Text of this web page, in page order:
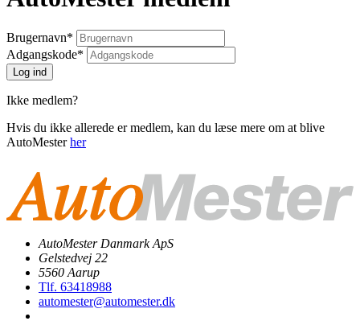
Brugernavn*
Adgangskode*
Ikke medlem?
Hvis du ikke allerede er medlem, kan du læse mere om at blive
AutoMesterher
AutoMester Danmark ApS
Gelstedvej 22
5560 Aarup
Tlf. 63418988
automester@automester.dk